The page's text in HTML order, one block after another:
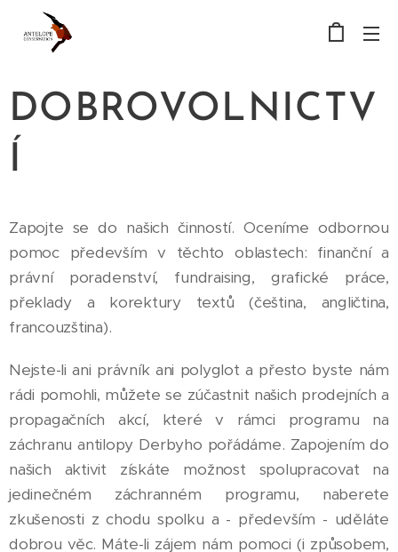
DOBROVOLNICTV
Í
Zapojte se do našich činností. Oceníme odbornou
pomoc především v těchto oblastech: finanční a
právní poradenství, fundraising, grafické práce,
překlady a korektury textů (čeština, angličtina,
francouzština).
Nejste-li ani právník ani polyglot a přesto byste nám
rádi pomohli, můžete se zúčastnit našich prodejních a
propagačních akcí, které v rámci programu na
záchranu antilopy Derbyho pořádáme. Zapojením do
našich aktivit získáte možnost spolupracovat na
jedinečném záchranném programu, naberete
zkušenosti z chodu spolku a - především - uděláte
dobrou věc. Máte-li zájem nám pomoci (i způsobem,